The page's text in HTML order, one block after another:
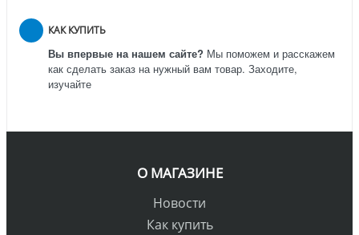
КАК КУПИТЬ
Вы впервые на нашем сайте? Мы поможем и расскажем
как сделать заказ на нужный вам товар. Заходите,
изучайте
О МАГАЗИНЕ
Новости
Как купить